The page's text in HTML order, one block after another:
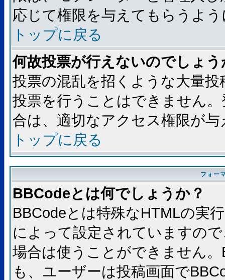
応じて権限を与えてもらうよ
トップに戻る
何故投票が行えないのでしょう
投票の混乱を招くような大量
投票を行うことはできません
合は、適切なアクセス権限が
トップに戻る
フォー
BBCodeとは何でしょうか？
BBCodeとは特殊なHTMLの実
によって設定されていますの
場合は使うことができません
も、ユーザーは投稿画面で